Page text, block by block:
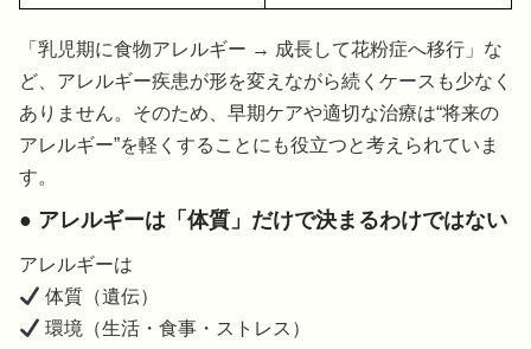
「乳児期に食物アレルギー → 成長して花粉症へ移行」な
ど、アレルギー疾患が形を変えながら続くケースも少なく
ありません。そのため、早期ケアや適切な治療は“将来の
アレルギー”を軽くすることにも役立つと考えられていま
す。
● アレルギーは「体質」だけで決まるわけではない
アレルギーは
体質（遺伝）
環境（生活・食事・ストレス）